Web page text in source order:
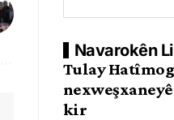
Navarokên
Tulay
kir